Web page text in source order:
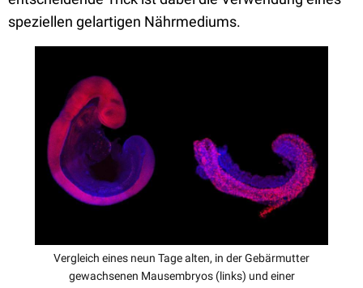
speziellen gelartigen Nährmediums.
Vergleich eines neun Tage alten, in der Gebärmutter
gewachsenen Mausembryos (links) und einer